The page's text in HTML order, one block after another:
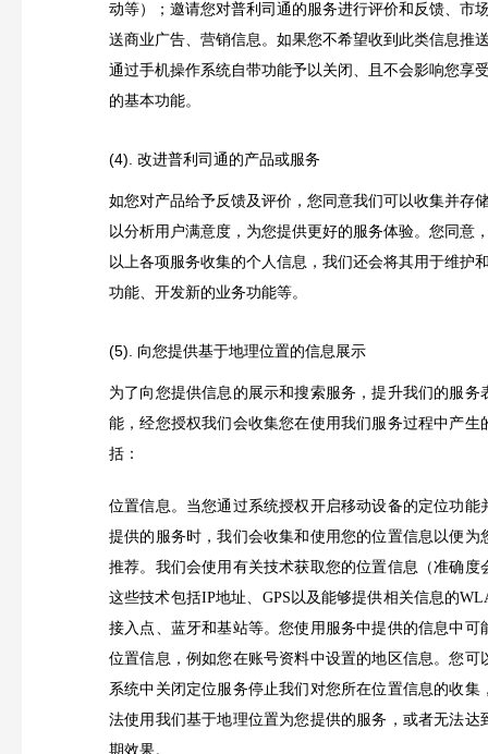
动等）；邀请您对普利司通的服务进行评价和反馈、市
送商业广告、营销信息。如果您不希望收到此类信息推
通过手机操作系统自带功能予以关闭、且不会影响您享
的基本功能。
(4). 改进普利司通的产品或服务
如您对产品给予反馈及评价，您同意我们可以收集并存
以分析用户满意度，为您提供更好的服务体验。您同意
以上各项服务收集的个人信息，我们还会将其用于维护
功能、开发新的业务功能等。
(5). 向您提供基于地理位置的信息展示
为了向您提供信息的展示和搜索服务，提升我们的服务
能，经您授权我们会收集您在使用我们服务过程中产生
括：
位置信息。当您通过系统授权开启移动设备的定位功能
提供的服务时，我们会收集和使用您的位置信息以便为
推荐。我们会使用有关技术获取您的位置信息（准确度
这些技术包括IP地址、 GPS 以及能够提供相关信息的
接入点、蓝牙和基站等。您使用服务中提供的信息中可
位置信息，例如您在账号资料中设置的地区信息。您可
系统中关闭定位服务停止我们对您所在位置信息的收集
法使用我们基于地理位置为您提供的服务，或者无法达
期效果。